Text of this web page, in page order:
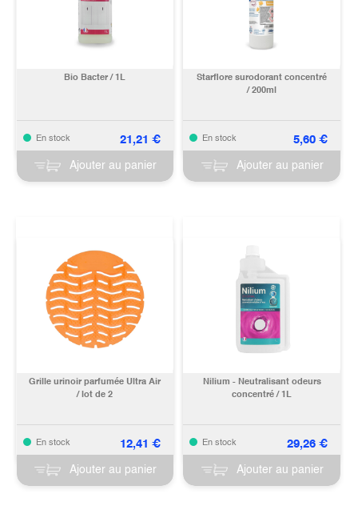
Bio Bacter / 1L
En stock 21,21 €
Ajouter au panier
Starflore surodorant concentré
/ 200ml
En stock 5,60€
Ajouter au panier
Grille urinoir parfumée Ultra Air
/ lot de 2
En stock 12,41 €
Ajouter au panier
Nilium - Neutralisant odeurs
concentré / 1L
En stock 29,26€
Ajouter au panier